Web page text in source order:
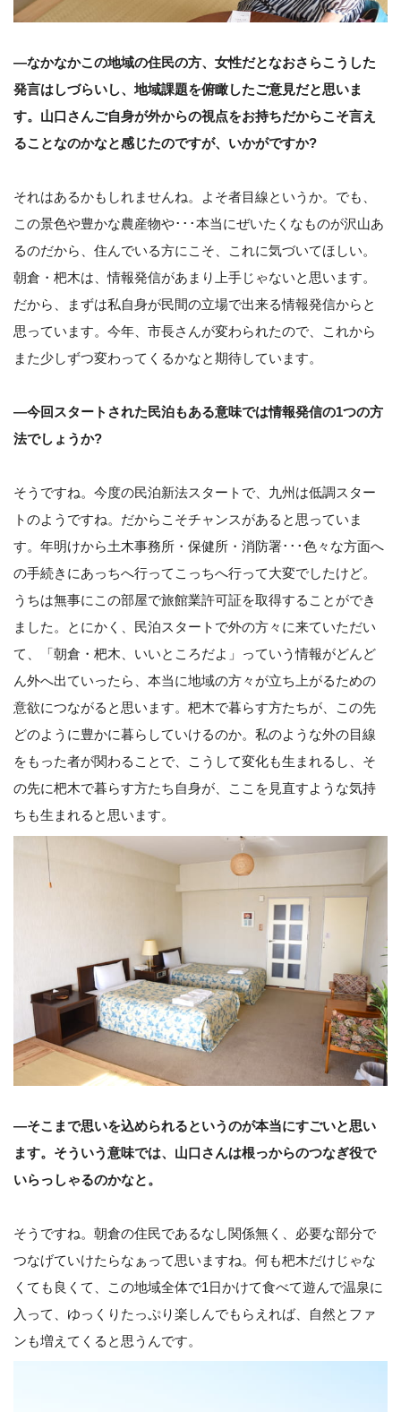
―なかなかこの地域の住民の方、女性だとなおさらこうした
発言はしづらいし、地域課題を俯瞰したご意見だと思いま
す。山口さんご自身が外からの視点をお持ちだからこそ言え
ることなのかなと感じたのですが、いかがですか?
それはあるかもしれませんね。よそ者目線というか。でも、
この景色や豊かな農産物や･･･本当にぜいたくなものが沢山あ
るのだから、住んでいる方にこそ、これに気づいてほしい。
朝倉・杷木は、情報発信があまり上手じゃないと思います。
だから、まずは私自身が民間の立場で出来る情報発信からと
思っています。今年、市長さんが変わられたので、これから
また少しずつ変わってくるかなと期待しています。
―今回スタートされた民泊もある意味では情報発信の1つの方
法でしょうか?
そうですね。今度の民泊新法スタートで、九州は低調スター
トのようですね。だからこそチャンスがあると思っていま
す。年明けから土木事務所・保健所・消防署･･･色々な方面へ
の手続きにあっちへ行ってこっちへ行って大変でしたけど。
うちは無事にこの部屋で旅館業許可証を取得することができ
ました。とにかく、民泊スタートで外の方々に来ていただい
て、「朝倉・杷木、いいところだよ」っていう情報がどんど
ん外へ出ていったら、本当に地域の方々が立ち上がるための
意欲につながると思います。杷木で暮らす方たちが、この先
どのように豊かに暮らしていけるのか。私のような外の目線
をもった者が関わることで、こうして変化も生まれるし、そ
の先に杷木で暮らす方たち自身が、ここを見直すような気持
ちも生まれると思います。
―そこまで思いを込められるというのが本当にすごいと思い
ます。そういう意味では、山口さんは根っからのつなぎ役で
いらっしゃるのかなと。
そうですね。朝倉の住民であるなし関係無く、必要な部分で
つなげていけたらなぁって思いますね。何も杷木だけじゃな
くても良くて、この地域全体で1日かけて食べて遊んで温泉に
入って、ゆっくりたっぷり楽しんでもらえれば、自然とファ
ンも増えてくると思うんです。